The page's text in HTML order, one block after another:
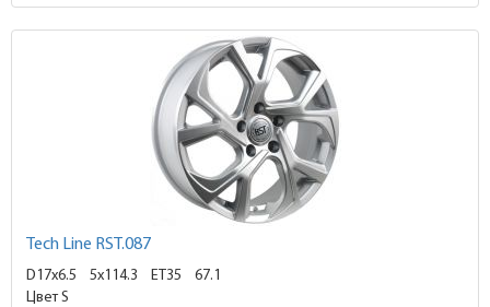
Tech Line RST.087
D17x6.5 5x114.3 ET35
67.1
Цвет S